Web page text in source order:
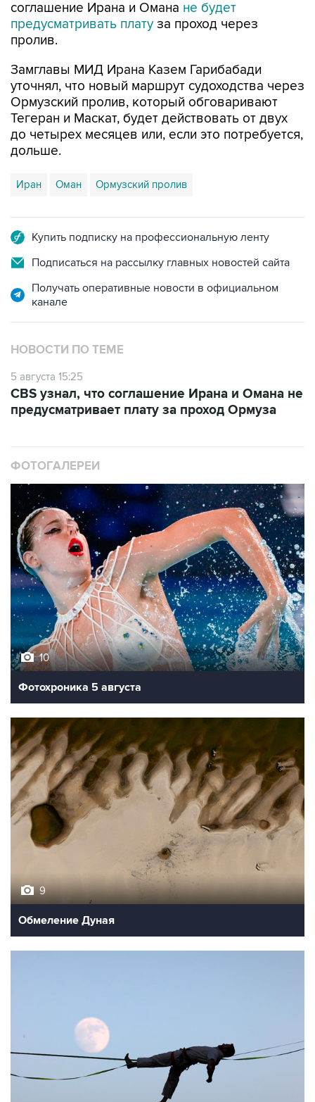
соглашение Ирана и Омана не будет
предусматривать плату за проход через
пролив.
Замглавы МИД Ирана Казем Гарибабади
уточнял, что новый маршрут судоходства через
Ормузский пролив, который обговаривают
Тегеран и Маскат, будет действовать от двух
до четырех месяцев или, если это потребуется,
дольше.
Иран Оман Ормузский пролив
Купить подписку на профессиональную ленту
Подписаться на рассылку главных новостей сайта
Получать оперативные новости в официальном
канале
НОВОСТИ ПО ТЕМЕ
5 августа 15:25
CBS узнал, что соглашение Ирана и Омана не
предусматривает плату за проход Ормуза
ФОТОГАЛЕРЕИ
10
Фотохроника 5 августа
9
Обмеление Дуная